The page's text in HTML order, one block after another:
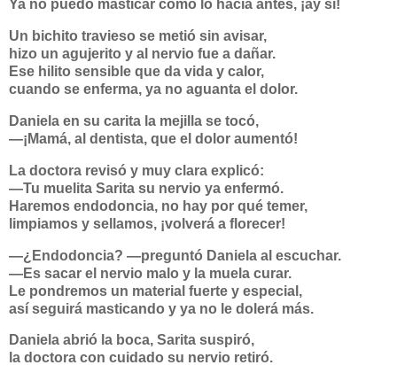
Ya no puedo masticar como lo hacía antes, ¡ay sí!
Un bichito travieso se metió sin avisar,
hizo un agujerito y al nervio fue a dañar.
Ese hilito sensible que da vida y calor,
cuando se enferma, ya no aguanta el dolor.
Daniela en su carita la mejilla se tocó,
—¡Mamá, al dentista, que el dolor aumentó!
La doctora revisó y muy clara explicó:
—Tu muelita Sarita su nervio ya enfermó.
Haremos endodoncia, no hay por qué temer,
limpiamos y sellamos, ¡volverá a florecer!
—¿Endodoncia? —preguntó Daniela al escuchar.
—Es sacar el nervio malo y la muela curar.
Le pondremos un material fuerte y especial,
así seguirá masticando y ya no le dolerá más.
Daniela abrió la boca, Sarita suspiró,
la doctora con cuidado su nervio retiró.